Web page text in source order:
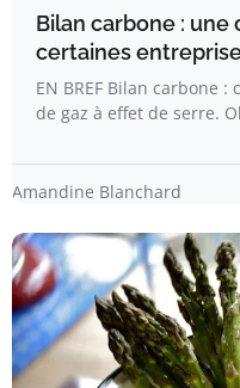
Bilan carbone :
certaines
EN BREF Bilan carbone
de gaz à effet de serre.
Amandine Blanchard